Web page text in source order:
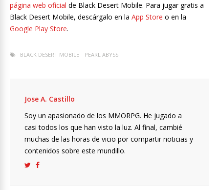
página web oficial de Black Desert Mobile. Para jugar gratis a
Black Desert Mobile, descárgalo en la App Store o en la
Google Play Store.
BLACK DESERT MOBILE PEARL ABYSS
Jose A. Castillo
Soy un apasionado de los MMORPG. He jugado a
casi todos los que han visto la luz. Al final, cambié
muchas de las horas de vicio por compartir noticias y
contenidos sobre este mundillo.